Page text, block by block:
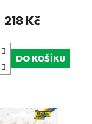
218 Kč
DO KOŠÍKU